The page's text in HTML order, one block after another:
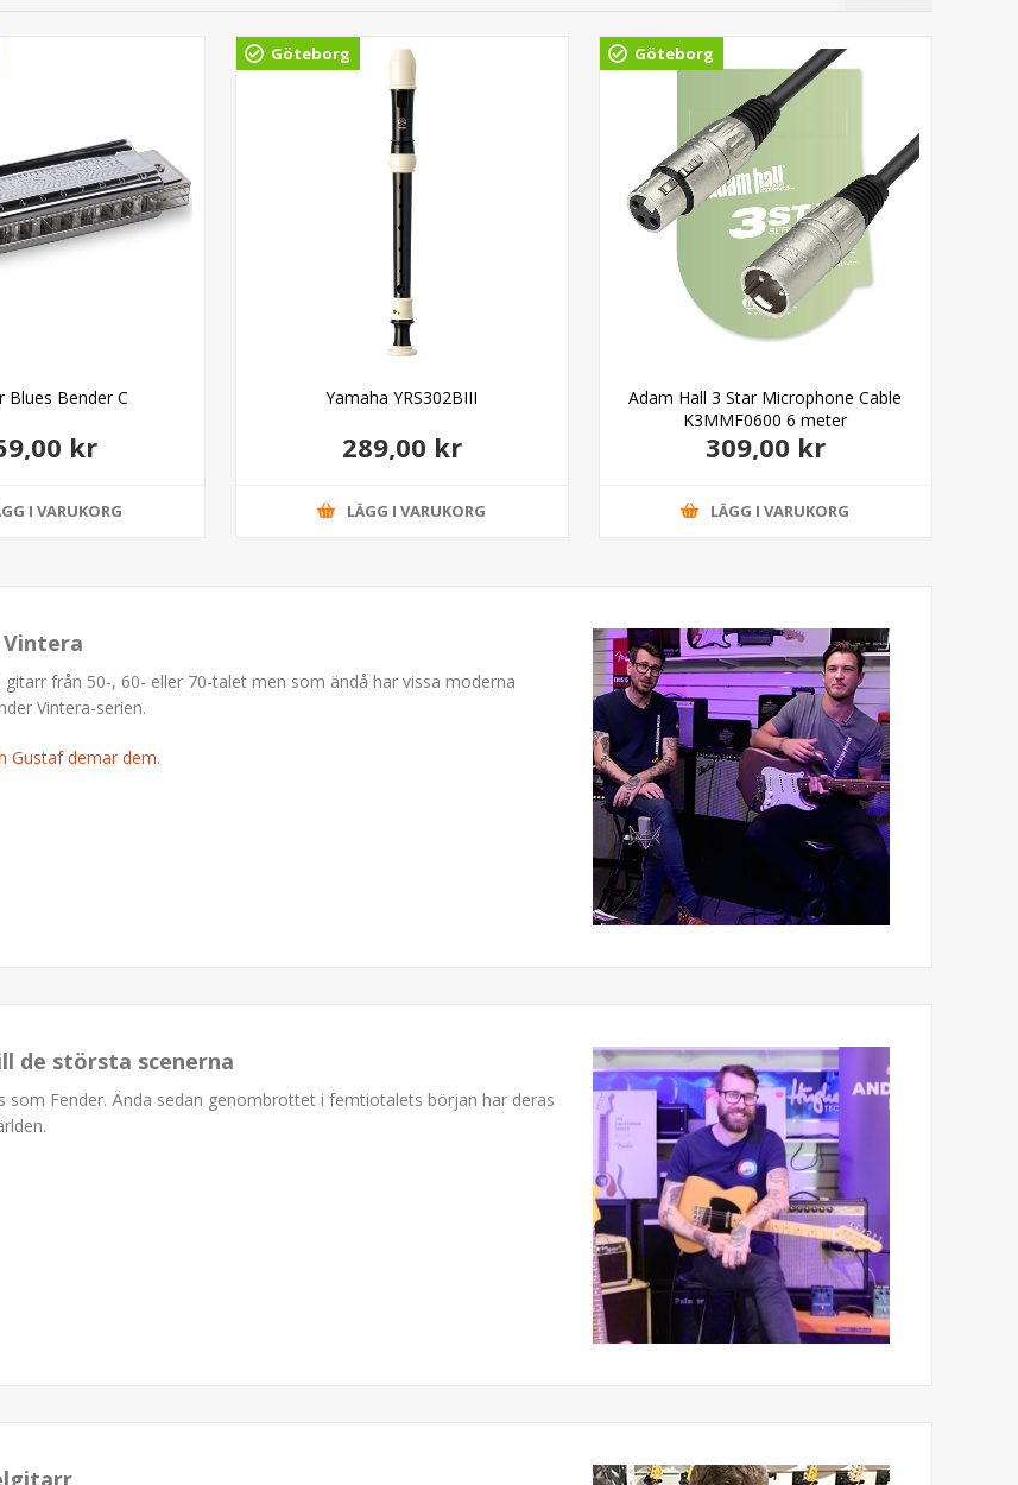
Blues Bender C
kr
I VARUKORG
Göteborg
Yamaha YRS302BIII
289,00 kr
LÄGG I VARUKORG
Göteborg
Adam Hall 3 Star Microphone Cable
K3MMF0600 6 meter
309,00 kr
LÄGG I VARUKORG
från 50-, 60- eller 70-talet men som ändå har vissa moderna
Vintera-serien.
Gustaf demar dem.
de största scenerna
Fender. Ända sedan genombrottet i femtiotalets början har deras